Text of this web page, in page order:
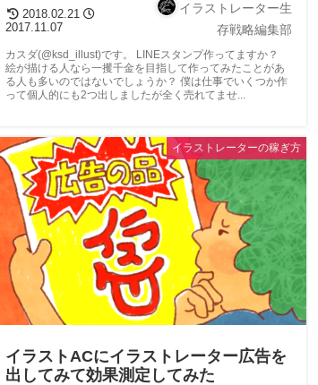
2018.02.21
2017.11.07
イラストレーター生
存戦略編集部
カスダ(@ksd_illust)です。 LINEスタンプ作ってますか？
絵が描ける人なら一攫千金を目指して作ってみたことがあ
る人も多いのではないでしょうか？ 僕は仕事でいくつか作
って個人的にも2つ出しましたが全く売れてませ...
イラストレーターの稼ぎ方
イラストACにイラストレーター広告を
出してみて効果測定してみた